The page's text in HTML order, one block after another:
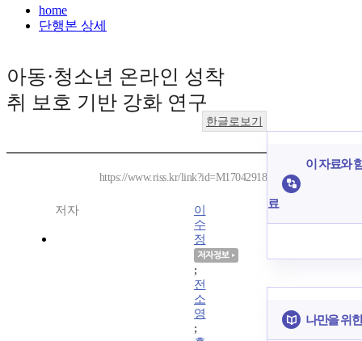
home
단행본 상세
아동·청소년 온라인 성착
취 보호 기반 강화 연구
한글로보기
https://www.riss.kr/link?id=M17042918
저자
이
수
정
;
전
소
영
;
이 자료와
료
나만을 위